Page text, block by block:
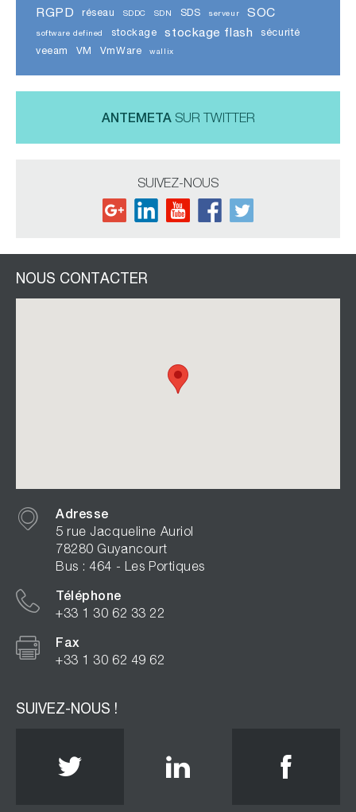
RGPD réseau SDDC SDN SDS serveur SOC
software defined stockage stockage flash
sécurité
veeam
VM VmWare wallix
ANTEMETASUR TWITTER
SUIVEZ-NOUS
NOUS CONTACTER
Adresse
5 rue Jacqueline Auriol
78280 Guyancourt
Bus : 464 - Les Portiques
Téléphone
+33 1 30 62 33 22
Fax
+33 1 30 62 49 62
SUIVEZ-NOUS !
Twitter Linkedin